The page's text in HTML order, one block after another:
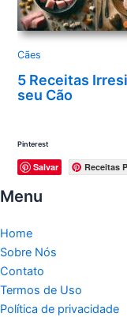
Cães
5 Receitas
seu Cão
Pinterest
Salvar Receitas
Menu
Home
Sobre Nós
Contato
Termos de Uso
Política de privacidade